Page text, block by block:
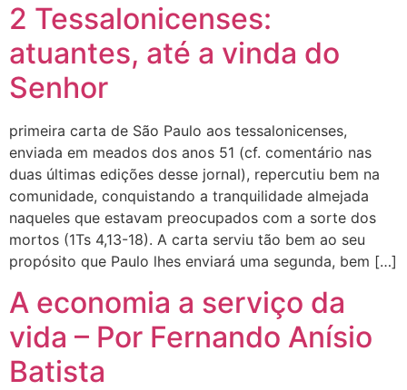
2 Tessalonicenses:
atuantes, até a vinda do
Senhor
primeira carta de São Paulo aos tessalonicenses,
enviada em meados dos anos 51 (cf. comentário nas
duas últimas edições desse jornal), repercutiu bem na
comunidade, conquistando a tranquilidade almejada
naqueles que estavam preocupados com a sorte dos
mortos (1Ts 4,13-18). A carta serviu tão bem ao seu
propósito que Paulo lhes enviará uma segunda, bem […]
A economia a serviço da
vida – Por Fernando Anísio
Batista